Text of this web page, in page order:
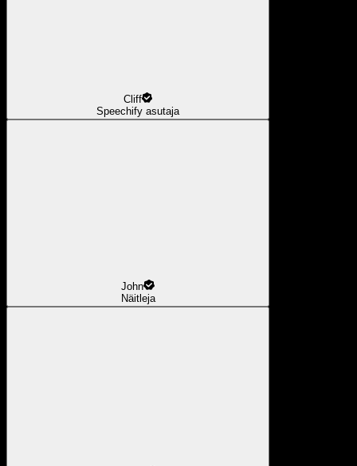
Cliff
Speechify asutaja
John
Näitleja